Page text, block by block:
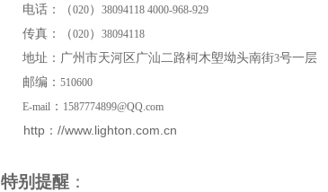
电话：（020） 38094118 4000-968-929
传真：（020） 38094118
地址：广州市天河区广汕二路柯木塱坳头南街3号一层
邮编： 510600
E-mail ： 1587774899@QQ.com
http ： //www.lighton.com.cn
特别提醒 ：